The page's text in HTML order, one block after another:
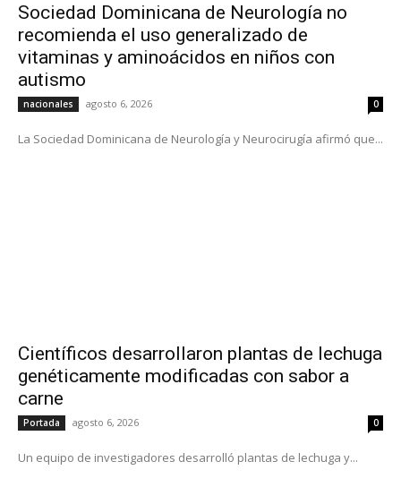
Sociedad Dominicana de Neurología no
recomienda el uso generalizado de
vitaminas y aminoácidos en niños con
autismo
nacionales agosto 6, 2026 0
La Sociedad Dominicana de Neurología y Neurocirugía afirmó que...
Científicos desarrollaron plantas de lechuga
genéticamente modificadas con sabor a
carne
Portada agosto 6, 2026 0
Un equipo de investigadores desarrolló plantas de lechuga y...